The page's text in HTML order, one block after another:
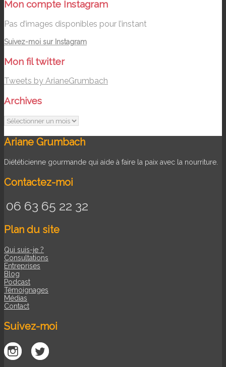
Mon compte Instagram
Pas d’images disponibles pour l’instant
Suivez-moi sur Instagram
Mon fil twitter
Tweets by ArianeGrumbach
Archives
Archives
Ariane Grumbach
Diététicienne gourmande qui aide à faire la paix avec la nourriture.
Contactez-moi
06 63 65 22 32
Plan du site
Qui suis-je ?
Consultations
Entreprises
Blog
Podcast
Témoignages
Médias
Contact
Suivez-moi